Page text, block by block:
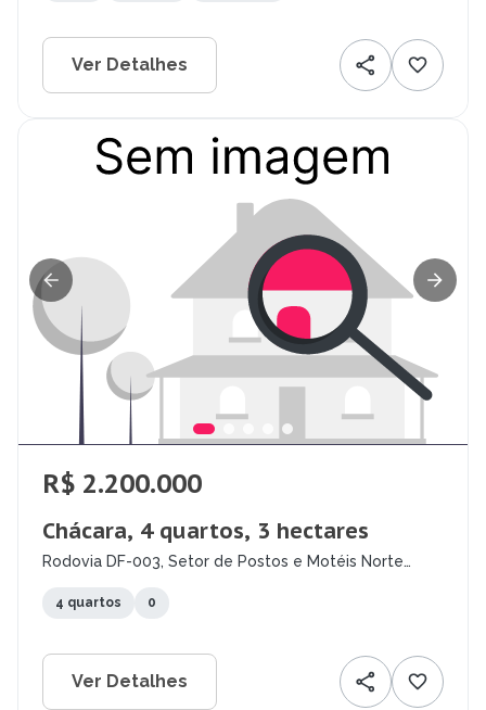
Ver Detalhes
R$ 2.200.000
Chácara, 4 quartos, 3 hectares
Rodovia DF-003, Setor de Postos e Motéis Norte
4 quartos 0
Ver Detalhes